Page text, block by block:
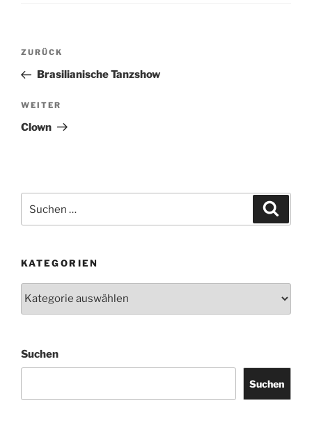
Beitragsnavigation
Vorheriger
Beitrag
ZURÜCK
Brasilianische Tanzshow
Nächster
Beitrag
WEITER
Clown
KATEGORIEN
Kategorien
Suchen
Suchen